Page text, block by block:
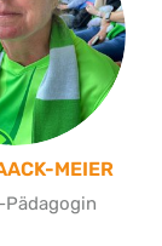
MEIER